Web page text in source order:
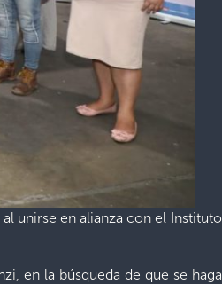
unirse en alianza con el Instituto
en la búsqueda de que se haga